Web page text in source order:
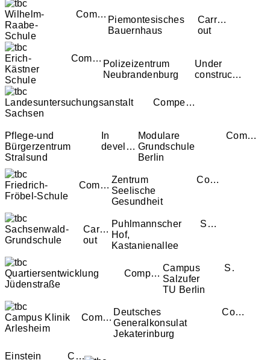
Wilhelm-
Raabe-
Schule
Competition
Piemontesisches
Bauernhaus
Carried
out
Erich-
Kästner
Schule
Competition
Polizeizentrum
Neubrandenburg
Under
construction
Landesuntersuchungsanstalt
Sachsen
Competition
Pflege-und
Bürgerzentrum
Stralsund
In
development
Modulare
Grundschule
Berlin
Competition
Friedrich-
Fröbel-Schule
Competition
Zentrum
Seelische
Gesundheit
Competition
Sachsenwald-
Grundschule
Carried
out
Puhlmannscher
Hof,
Kastanienallee
Study
Quartiersentwicklung
Jüdenstraße
Competition
Campus
Salzufer
TU Berlin
Study
Campus Klinik
Arlesheim
Competition
Deutsches
Generalkonsulat
Jekaterinburg
Competition
Einstein Carried